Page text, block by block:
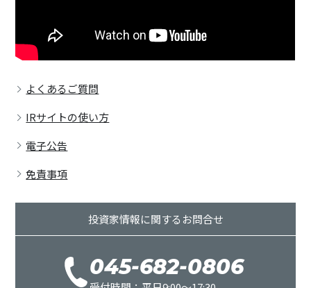
よくあるご質問
IRサイトの使い方
電子公告
免責事項
投資家情報に関するお問合せ
045-682-0806